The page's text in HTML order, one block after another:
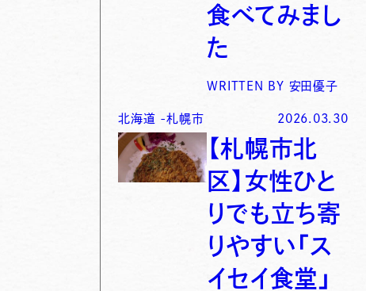
食べてみまし
た
WRITTEN BY 安田優子
北海道 -札幌市 2026.03.30
【札幌市北
区】女性ひと
りでも立ち寄
りやすい「ス
イセイ食堂」